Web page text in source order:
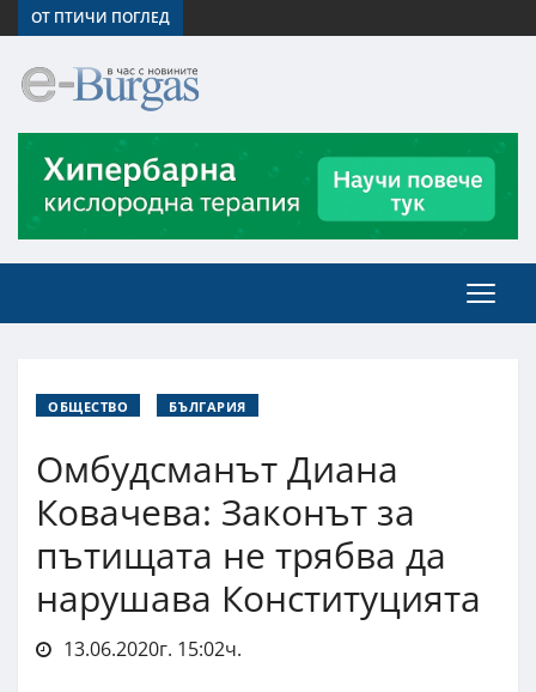
ОТ ПТИЧИ ПОГЛЕД
ОБЩЕСТВО БЪЛГАРИЯ
Омбудсманът Диана
Ковачева: Законът за
пътищата не трябва да
нарушава Конституцията
13.06.2020г. 15:02ч.